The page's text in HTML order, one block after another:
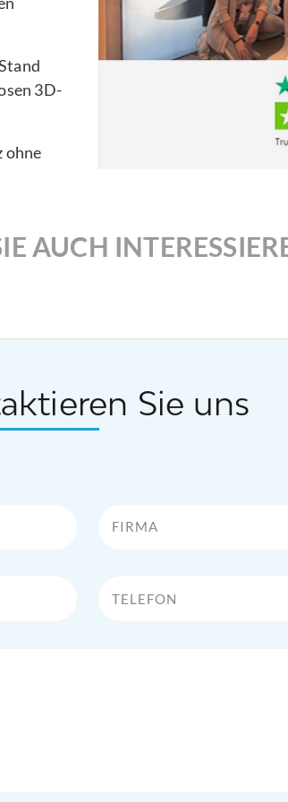
3D-
ohne
AUCH
Sie uns